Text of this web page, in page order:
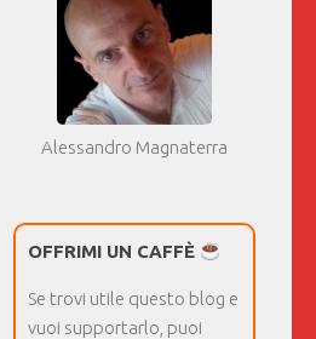
Alessandro Magnaterra
OFFRIMI UN CAFFÈ
Se trovi utile questo blog e
vuoi supportarlo, puoi